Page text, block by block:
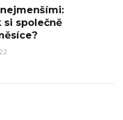
si společně